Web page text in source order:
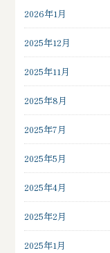
2026年1月
2025年12月
2025年11月
2025年8月
2025年7月
2025年5月
2025年4月
2025年2月
2025年1月